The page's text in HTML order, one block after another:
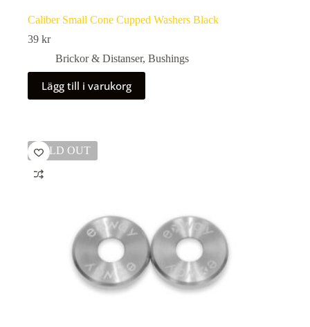
Caliber Small Cone Cupped Washers Black
39 kr
Brickor & Distanser, Bushings
Lägg till i varukorg
SOLD OUT